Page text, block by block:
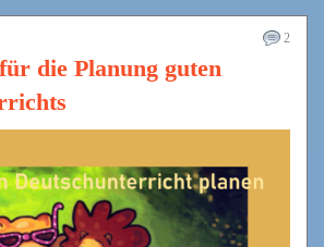
2
die Planung guten